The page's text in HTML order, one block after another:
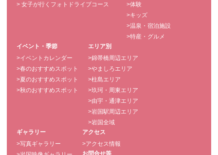
> 女子が行くフォトドライブコース
>体験
>キッズ
>温泉・宿泊施設
>特産・グルメ
イベント・季節
>イベントカレンダー
>春のおすすめスポット
>夏のおすすめスポット
>秋のおすすめスポット
エリア別
>錦帯橋周辺エリア
>やましろエリア
>柱島エリア
>玖珂・周東エリア
>由宇・通津エリア
>岩国駅周辺エリア
>岩国全域
ギャラリー
>写真ギャラリー
アクセス
>アクセス情報
お問合せ等